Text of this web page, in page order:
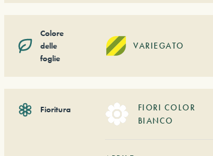
Colore
delle
foglie
VARIEGATO
Fioritura
FIORI COLOR
BIANCO